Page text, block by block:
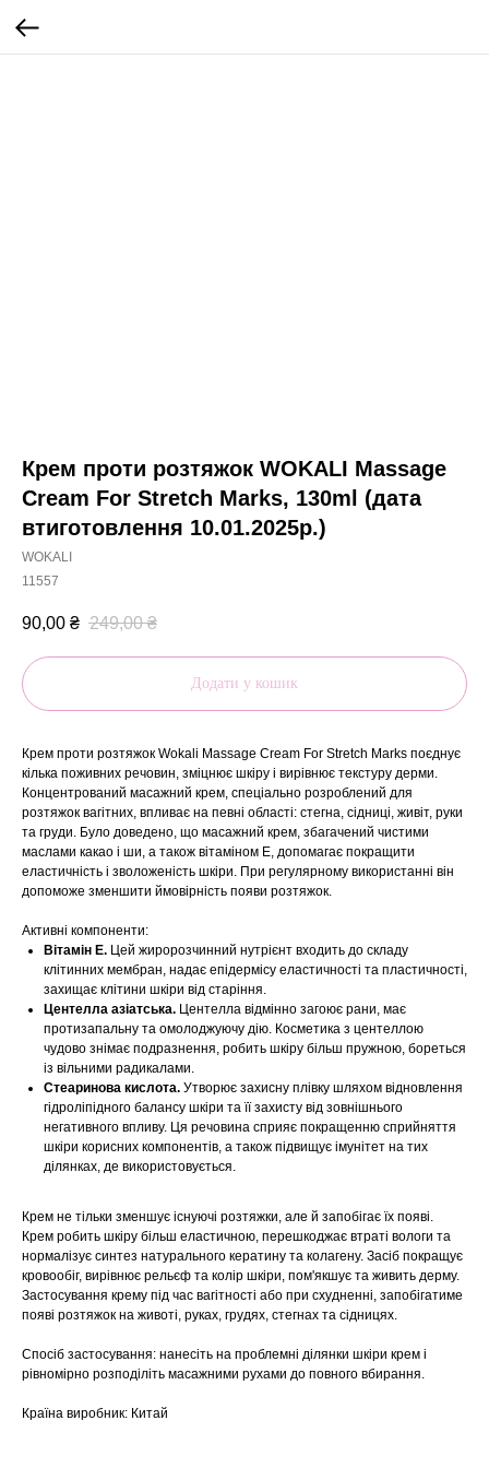
Крем проти розтяжок WOKALI Massage
Cream For Stretch Marks, 130ml (дата
втиготовлення 10.01.2025р.)
WOKALI
11557
90,00 ₴ 249,00 ₴
Додати у кошик
Крем проти розтяжок Wokali Massage Cream For Stretch Marks поєднує
кілька поживних речовин, зміцнює шкіру і вирівнює текстуру дерми.
Концентрований масажний крем, спеціально розроблений для
розтяжок вагітних, впливає на певні області: стегна, сідниці, живіт, руки
та груди. Було доведено, що масажний крем, збагачений чистими
маслами какао і ши, а також вітаміном Е, допомагає покращити
еластичність і зволоженість шкіри. При регулярному використанні він
допоможе зменшити ймовірність появи розтяжок.
Активні компоненти:
Вітамін Е. Цей жиророзчинний нутрієнт входить до складу
клітинних мембран, надає епідермісу еластичності та пластичності,
захищає клітини шкіри від старіння.
Центелла азіатська. Центелла відмінно загоює рани, має
протизапальну та омолоджуючу дію. Косметика з центеллою
чудово знімає подразнення, робить шкіру більш пружною, бореться
із вільними радикалами.
Стеаринова кислота. Утворює захисну плівку шляхом відновлення
гідроліпідного балансу шкіри та її захисту від зовнішнього
негативного впливу. Ця речовина сприяє покращенню сприйняття
шкіри корисних компонентів, а також підвищує імунітет на тих
ділянках, де використовується.
Крем не тільки зменшує існуючі розтяжки, але й запобігає їх появі.
Крем робить шкіру більш еластичною, перешкоджає втраті вологи та
нормалізує синтез натурального кератину та колагену. Засіб покращує
кровообіг, вирівнює рельєф та колір шкіри, пом'якшує та живить дерму.
Застосування крему під час вагітності або при схудненні, запобігатиме
появі розтяжок на животі, руках, грудях, стегнах та сідницях.
Спосіб застосування: нанесіть на проблемні ділянки шкіри крем і
рівномірно розподіліть масажними рухами до повного вбирання.
Країна виробник: Китай